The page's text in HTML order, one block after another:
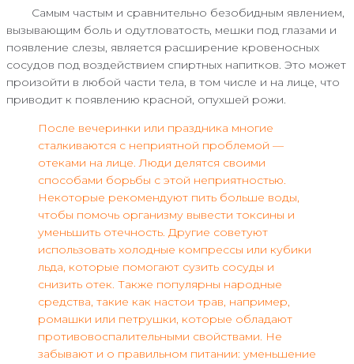
Самым частым и сравнительно безобидным явлением,
вызывающим боль и одутловатость, мешки под глазами и
появление слезы, является расширение кровеносных
сосудов под воздействием спиртных напитков. Это может
произойти в любой части тела, в том числе и на лице, что
приводит к появлению красной, опухшей рожи.
После вечеринки или праздника многие
сталкиваются с неприятной проблемой —
отеками на лице. Люди делятся своими
способами борьбы с этой неприятностью.
Некоторые рекомендуют пить больше воды,
чтобы помочь организму вывести токсины и
уменьшить отечность. Другие советуют
использовать холодные компрессы или кубики
льда, которые помогают сузить сосуды и
снизить отек. Также популярны народные
средства, такие как настои трав, например,
ромашки или петрушки, которые обладают
противовоспалительными свойствами. Не
забывают и о правильном питании: уменьшение